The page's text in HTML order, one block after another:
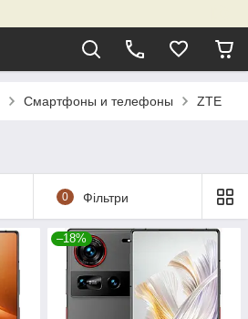
Смартфоны и телефоны ZTE
0 Фільтри
–18%